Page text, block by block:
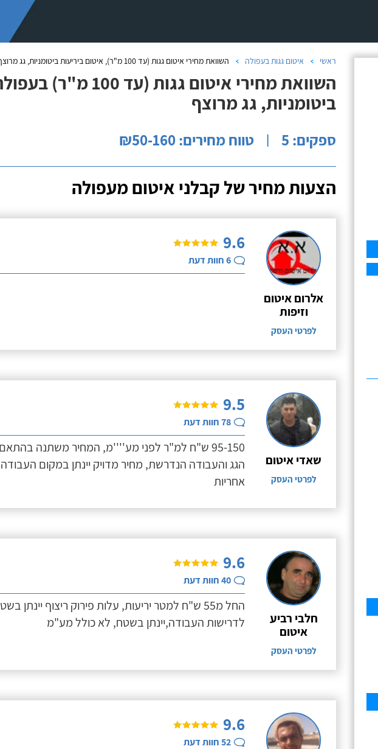
ראשי איטום גגות בעפולה השוואת מחירי איטום גגות (עד 100 מ"ר), איטום ביריעות ביטומניות, גג מרוצף בעפולה
השוואת מחירי איטום
ביטומניות, גג מרוצף
ספקים: 5 | טווח מחירים: ₪50-160
הצעות מחיר של קבלני איטום מעפולה
אלרום איטום
וזיפות
לפרטי העסק
9.6
6חוות דעת
שאדי איטום
לפרטי העסק
9.5
78חוות דעת
95-150 ש"ח למ"ר לפני מע''''מ, המחיר משתנה
אחריות
חלבי רביע
איטום
לפרטי העסק
9.6
40חוות דעת
החל מ55 ש"ח למטר יריעות, עלות פירוק ריצוף
לדרישות העבודה,יינתן בשטח, לא כולל מע"מ
9.6
52חוות דעת